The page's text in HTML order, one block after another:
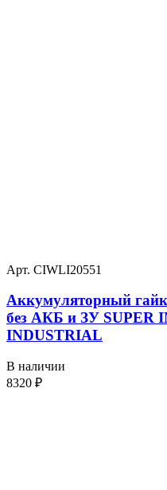
Арт. CIWLI20551
Аккумуляторный
без АКБ и ЗУ SUPER
INDUSTRIAL
В наличии
8320 ₽